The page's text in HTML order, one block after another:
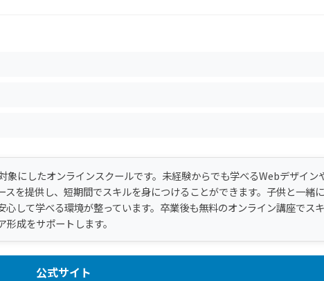
象にしたオンラインスクールです。未経験からでも学べるWebデザイン
スを提供し、短期間でスキルを身につけることができます。子供と一緒に
して学べる環境が整っています。卒業後も無料のオンライン講座でスキ
成をサポートします。
公式サイト